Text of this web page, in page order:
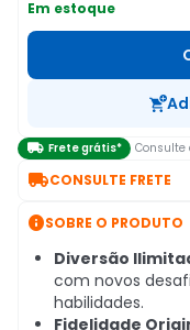
Em estoque
 Frete grátis*
CONSULTE FRETE
SOBRE O PRODUTO
Diversão
com novos
habilidades.
Fidelidade